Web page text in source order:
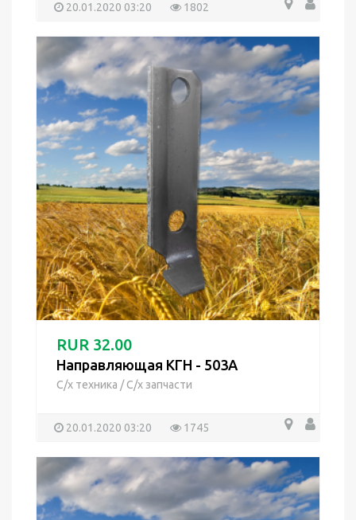
20.01.2020 03:20 1802
RUR 32.00
Направляющая КГН - 503А
С/х техника /С/х запчасти
20.01.2020 03:20 1745